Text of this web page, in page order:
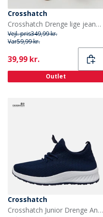
Crosshatch
Crosshatch Drenge lige jeans mellem vask
Vejl. pris349,99 kr.
Var59,99 kr.
Current
39,99 kr.
Outlet
Crosshatch
Crosshatch Junior Drenge Antioch træningssko Navy